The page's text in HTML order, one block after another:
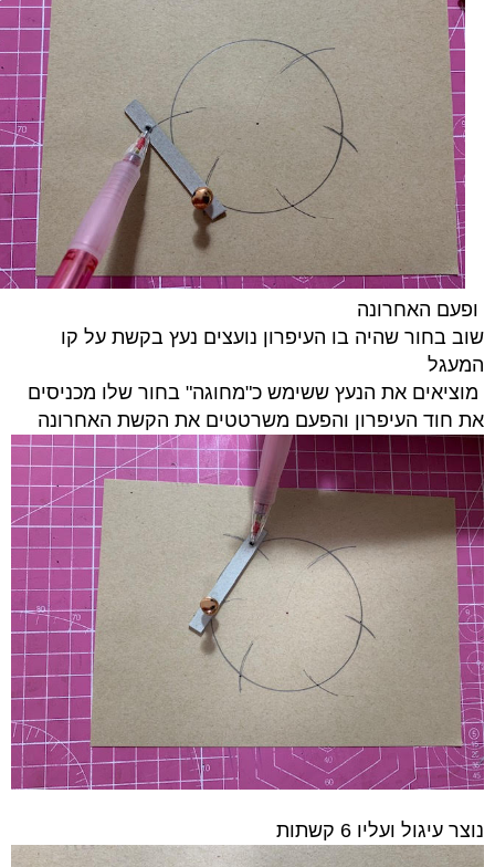
ופעם האחרונה
שוב בחור שהיה בו העיפרון נועצים נעץ בקשת על קו
המעגל
מוציאים את הנעץ ששימש כ"מחוגה" בחור שלו מכניסים
את חוד העיפרון והפעם משרטטים את הקשת האחרונה
נוצר עיגול ועליו 6 קשתות